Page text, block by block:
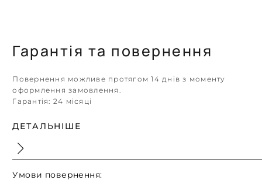
Гарантія та повернення
Повернення можливе протягом 14 днів з моменту
оформлення замовлення.
Гарантія: 24 місяці
ДЕТАЛЬНІШЕ
Умови повернення: